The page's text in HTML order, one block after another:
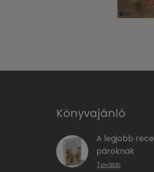
Könyvajánló
A legjobb
pároknak
Tovább